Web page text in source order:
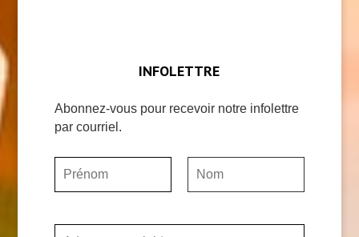
INFOLETTRE
Abonnez-vous pour recevoir notre infolettre
par courriel.